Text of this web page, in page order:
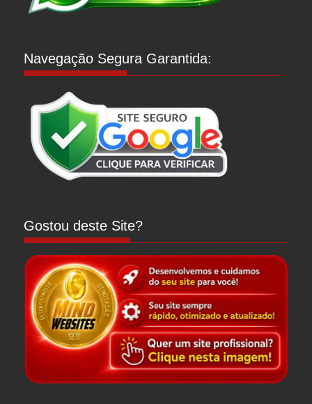
Navegação Segura Garantida:
Gostou deste Site?